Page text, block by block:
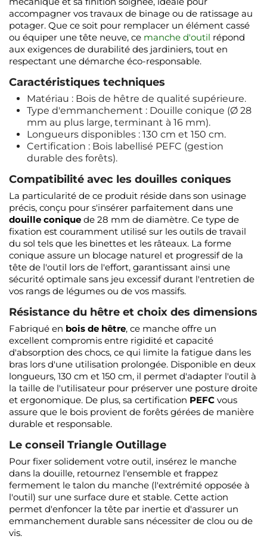
accompagner vos travaux de binage ou de ratissage au
potager. Que ce soit pour remplacer un élément cassé
ou équiper une tête neuve, ce manche d'outil répond
aux exigences de durabilité des jardiniers, tout en
respectant une démarche éco-responsable.
Caractéristiques techniques
Matériau : Bois de hêtre de qualité supérieure.
Type d'emmanchement : Douille conique (Ø 28
mm au plus large, terminant à 16 mm).
Longueurs disponibles : 130 cm et 150 cm.
Certification : Bois labellisé PEFC (gestion
durable des forêts).
Compatibilité avec les douilles coniques
La particularité de ce produit réside dans son usinage
précis, conçu pour s'insérer parfaitement dans une
douille conique de 28 mm de diamètre. Ce type de
fixation est couramment utilisé sur les outils de travail
du sol tels que les binettes et les râteaux. La forme
conique assure un blocage naturel et progressif de la
tête de l'outil lors de l'effort, garantissant ainsi une
sécurité optimale sans jeu excessif durant l'entretien de
vos rangs de légumes ou de vos massifs.
Résistance du hêtre et choix des dimensions
Fabriqué en bois de hêtre, ce manche offre un
excellent compromis entre rigidité et capacité
d'absorption des chocs, ce qui limite la fatigue dans les
bras lors d'une utilisation prolongée. Disponible en deux
longueurs, 130 cm et 150 cm, il permet d'adapter l'outil à
la taille de l'utilisateur pour préserver une posture droite
et ergonomique. De plus, sa certification PEFC vous
assure que le bois provient de forêts gérées de manière
durable et responsable.
Le conseil Triangle Outillage
Pour fixer solidement votre outil, insérez le manche
dans la douille, retournez l'ensemble et frappez
fermement le talon du manche (l'extrémité opposée à
l'outil) sur une surface dure et stable. Cette action
permet d'enfoncer la tête par inertie et d'assurer un
emmanchement durable sans nécessiter de clou ou de
vis.